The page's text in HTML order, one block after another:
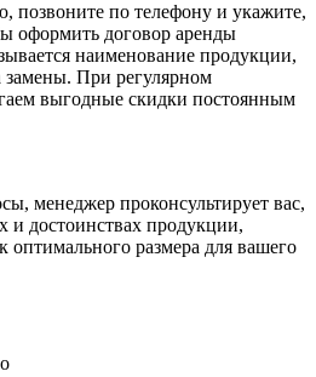
позвоните по телефону и укажите,
оформить договор аренды
наименование продукции,
замены. При регулярном
выгодные скидки постоянным
менеджер проконсультирует вас,
и достоинствах продукции,
оптимального размера для вашего